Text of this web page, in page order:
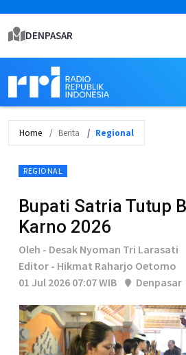
DENPASAR
Home Berita Regional
REGIONAL
Bupati Satria Tutup
Karno 2026
Oleh - Desak Nyoman Tri Larasati
Editor - Hikmat Raharjo Oetomo
01 Jul 2026 07:07 WIB
Denpasar